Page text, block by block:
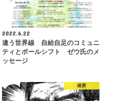
2022.6.22
違う世界線 自給自足のコミュニ
ティとポールシフト ゼウ氏のメ
ッセージ
健康